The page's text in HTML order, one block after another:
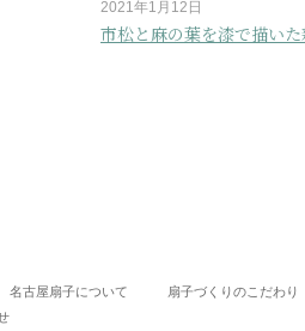
2021年1月12日
市松と麻の葉を漆で描い
名古屋扇子について 扇子づくりのこだわり